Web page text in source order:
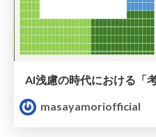
masayamoriofficial